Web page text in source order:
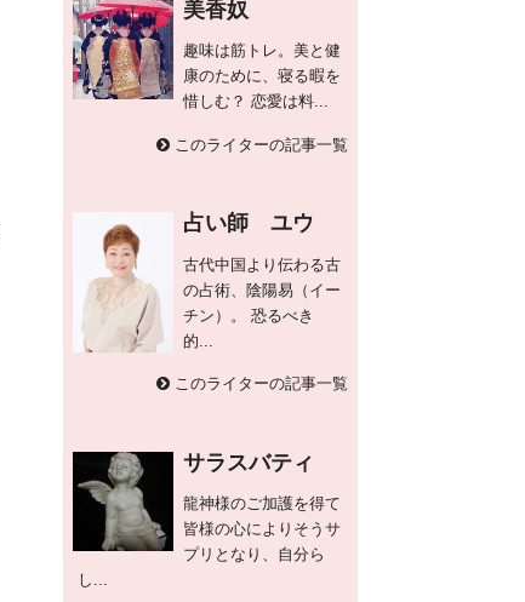
美香奴
趣味は筋トレ。美と健
康のために、寝る暇を
惜しむ？ 恋愛は料...
このライターの記事一覧
占い師 ユウ
古代中国より伝わる古
の占術、陰陽易（イー
チン）。 恐るべき
的...
このライターの記事一覧
サラスバティ
龍神様のご加護を得て
皆様の心によりそうサ
プリとなり、自分ら
し...